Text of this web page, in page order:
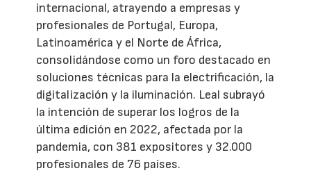
internacional, atrayendo a empresas y
profesionales de Portugal, Europa,
Latinoamérica y el Norte de África,
consolidándose como un foro destacado en
soluciones técnicas para la electrificación, la
digitalización y la iluminación. Leal subrayó
la intención de superar los logros de la
última edición en 2022, afectada por la
pandemia, con 381 expositores y 32.000
profesionales de 76 países.